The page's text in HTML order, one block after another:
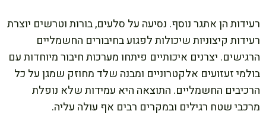
רעידות הן אתגר נוסף. נסיעה על סלעים, בורות וטרשים יוצרת
רעידות קיצוניות שיכולות לפגוע בחיבורים החשמליים
הרגישים. יצרנים איכותיים פיתחו מערכות חיבור מיוחדות עם
בולמי זעזועים אלקטרוניים ומבנה שלד מחוזק שמגן על כל
הרכיבים החשמליים. התוצאה היא עמידות שלא נופלת
מרכבי שטח רגילים ובמקרים רבים אף עולה עליה.